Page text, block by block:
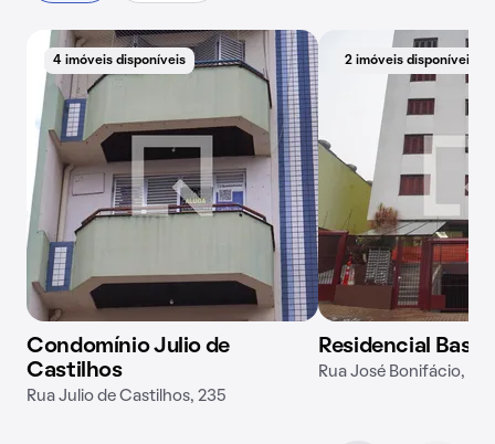
4 imóveis disponíveis
Condomínio Julio de
Castilhos
Rua Julio de Castilhos, 235
2 imóveis disponíveis
Residencial
Rua José Bonifácio,